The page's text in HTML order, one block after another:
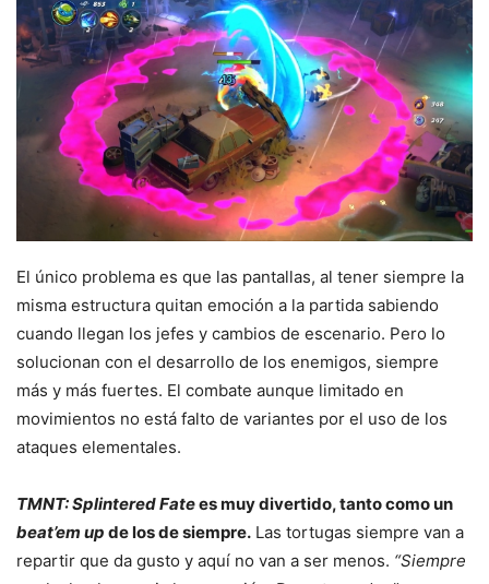
El único problema es que las pantallas, al tener siempre la
misma estructura quitan emoción a la partida sabiendo
cuando llegan los jefes y cambios de escenario. Pero lo
solucionan con el desarrollo de los enemigos, siempre
más y más fuertes. El combate aunque limitado en
movimientos no está falto de variantes por el uso de los
ataques elementales.
TMNT: Splintered Fatees muy divertido, tanto como un
beat’em up de los de siempre. Las tortugas siempre van a
repartir que da gusto y aquí no van a ser menos. “Siempre